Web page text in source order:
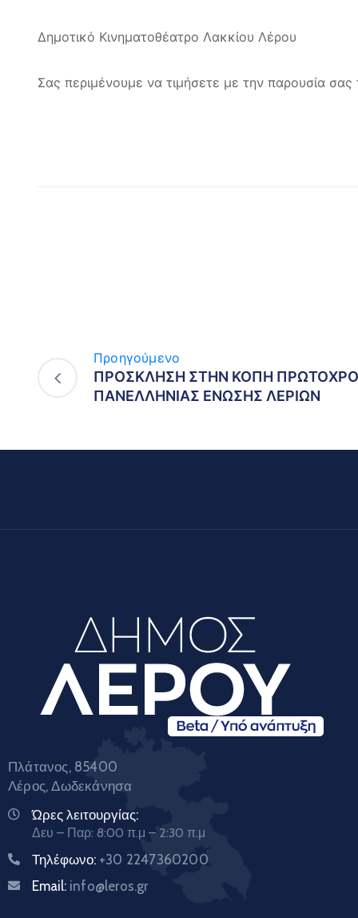
Δημοτικό Κινηματοθέατρο Λακκίου Λέρου
Σας περιμένουμε να τιμήσετε με την παρουσία
Προηγούμενο
ΠΡΟΣΚΛΗΣΗ ΣΤΗΝ ΚΟΠΗ
ΠΑΝΕΛΛΗΝΙΑΣ ΕΝΩΣΗΣ ΛΕΡΙΩΝ
Πλάτανος, 85400
Λέρος, Δωδεκάνησα
Ώρες λειτουργίας:
Δευ – Παρ: 8:00 π.μ – 2:30 π.μ
Τηλέφωνο: +30 2247360200
Email: info@leros.gr